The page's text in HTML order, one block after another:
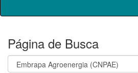
Página de Busca